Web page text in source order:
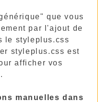
que vous
par l'ajout de
le styleplus.css
styleplus.css est
afficher vos
manuelles dans